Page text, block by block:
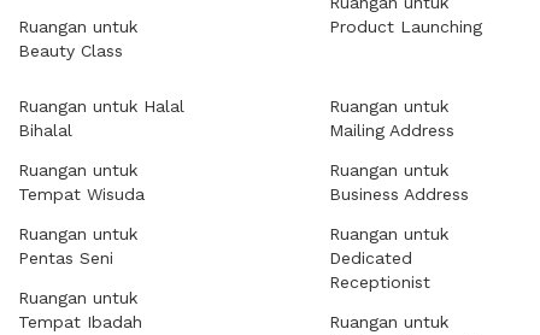
Ruangan untuk
Beauty Class
Product Launching
Ruangan untuk Halal
Bihalal
Ruangan untuk
Tempat Wisuda
Ruangan untuk
Pentas Seni
Ruangan untuk
Tempat Ibadah
Ruangan untuk
Mailing Address
Ruangan untuk
Business Address
Ruangan untuk
Dedicated
Receptionist
Ruangan untuk